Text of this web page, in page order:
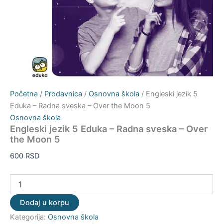
Početna / Prodavnica / Osnovna škola / Engleski jezik 5
Eduka – Radna sveska – Over the Moon 5
Osnovna škola
Engleski jezik 5 Eduka – Radna sveska – Over
the Moon 5
600 RSD
Dodaj u korpu
Kategorija: Osnovna škola